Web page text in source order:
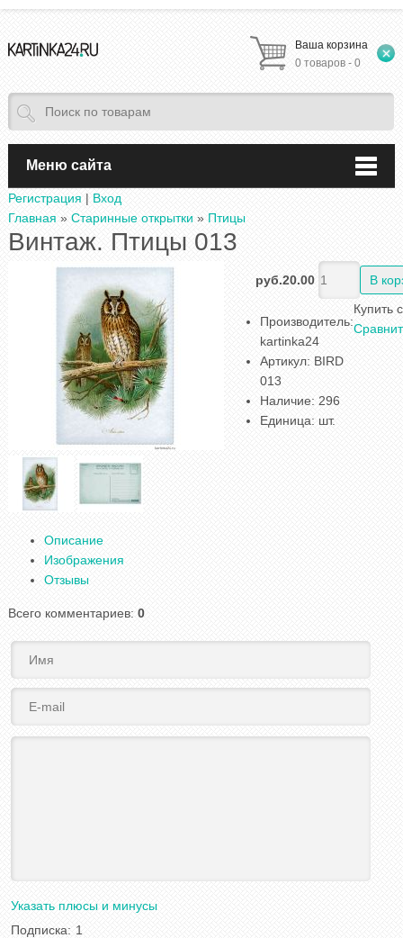
Ваша корзина
0 товаров - 0
Меню сайта
Регистрация | Вход
Главная » Старинные открытки » Птицы
Винтаж. Птицы 013
руб.20.00
Производитель:
kartinka24
Артикул: BIRD
013
Наличие: 296
Единица: шт.
Купить
Описание
Изображения
Отзывы
Всего комментариев: 0
Указать плюсы и минусы
Подписка: 1